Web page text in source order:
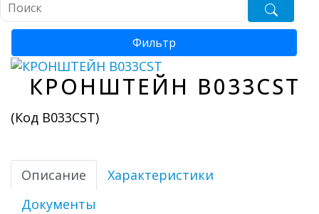
Фильтр
КРОНШТЕЙН B033CST
(Код B033CST)
Описание
Характеристики
Документы